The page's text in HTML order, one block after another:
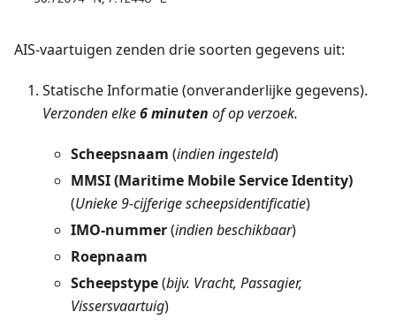
AIS-vaartuigen zenden drie soorten gegevens uit:
Statische Informatie (onveranderlijke gegevens).
Verzonden elke6 minuten of op verzoek.
Scheepsnaam (indien ingesteld)
MMSI (Maritime Mobile Service Identity)
(Unieke 9-cijferige scheepsidentificatie)
IMO-nummer(indien beschikbaar)
Roepnaam
Scheepstype(bijv. Vracht, Passagier,
Vissersvaartuig)